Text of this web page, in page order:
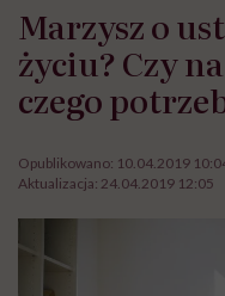
Marzysz o
życiu? Czy
czego
Opublikowano: 10.04.2019
Aktualizacja: 24.04.2019 12:05